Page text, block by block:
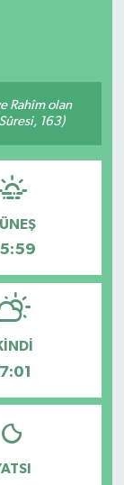
Rahîm olan
163)